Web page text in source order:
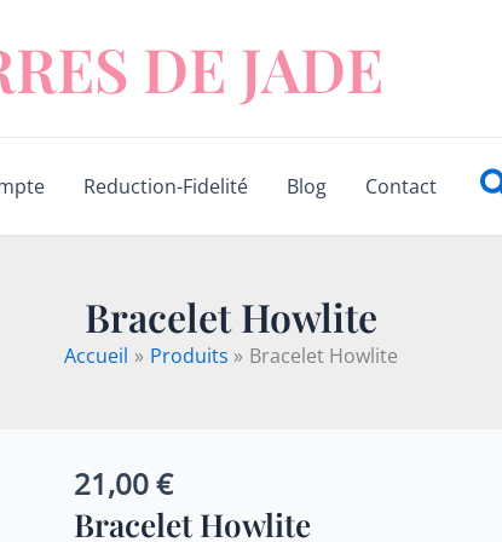
DE JADE
Reduction-Fidelité Blog Contact
Bracelet Howlite
Accueil Produits Bracelet Howlite
21,00€
Bracelet Howlite
quantité
de